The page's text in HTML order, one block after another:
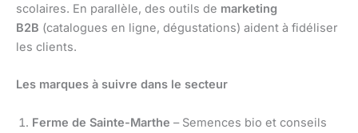
scolaires. En parallèle, des outils de marketing
B2B (catalogues en ligne, dégustations) aident à fidéliser
les clients.
Les marques à suivre dans le secteur
Ferme de Sainte-Marthe – Semences bio et conseils